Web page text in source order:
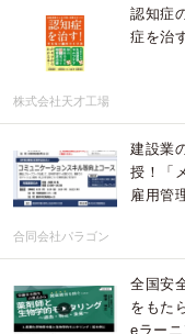
認知症
症を治
株式会社天才工場
建設業
授！「
雇用管
合同会社パラゴン
全国安
をもた
eラー